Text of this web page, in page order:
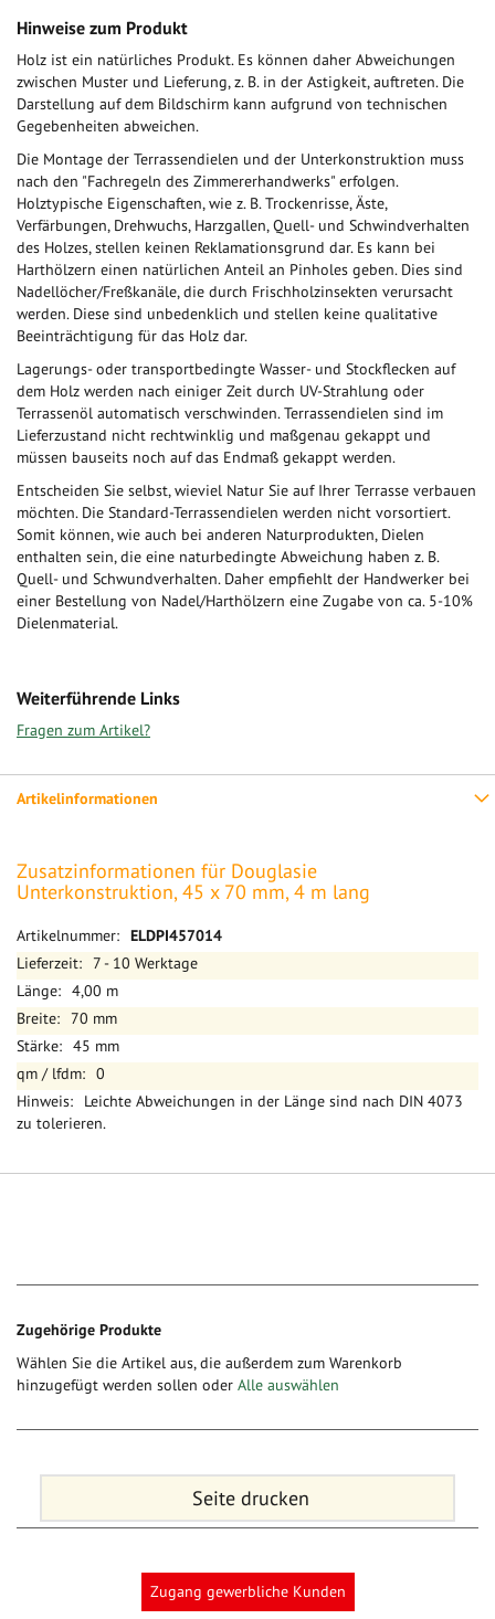
Hinweise zum Produkt
Holz ist ein natürliches Produkt. Es können daher Abweichungen
zwischen Muster und Lieferung, z. B. in der Astigkeit, auftreten. Die
Darstellung auf dem Bildschirm kann aufgrund von technischen
Gegebenheiten abweichen.
Die Montage der Terrassendielen und der Unterkonstruktion muss
nach den "Fachregeln des Zimmererhandwerks" erfolgen.
Holztypische Eigenschaften, wie z. B. Trockenrisse, Äste,
Verfärbungen, Drehwuchs, Harzgallen, Quell- und Schwindverhalten
des Holzes, stellen keinen Reklamationsgrund dar. Es kann bei
Harthölzern einen natürlichen Anteil an Pinholes geben. Dies sind
Nadellöcher/Freßkanäle, die durch Frischholzinsekten verursacht
werden. Diese sind unbedenklich und stellen keine qualitative
Beeinträchtigung für das Holz dar.
Lagerungs- oder transportbedingte Wasser- und Stockflecken auf
dem Holz werden nach einiger Zeit durch UV-Strahlung oder
Terrassenöl automatisch verschwinden. Terrassendielen sind im
Lieferzustand nicht rechtwinklig und maßgenau gekappt und
müssen bauseits noch auf das Endmaß gekappt werden.
Entscheiden Sie selbst, wieviel Natur Sie auf Ihrer Terrasse verbauen
möchten. Die Standard-Terrassendielen werden nicht vorsortiert.
Somit können, wie auch bei anderen Naturprodukten, Dielen
enthalten sein, die eine naturbedingte Abweichung haben z. B.
Quell- und Schwundverhalten. Daher empfiehlt der Handwerker bei
einer Bestellung von Nadel/Harthölzern eine Zugabe von ca. 5-10%
Dielenmaterial.
Weiterführende Links
Fragen zum Artikel?
Artikelinformationen
Zusatzinformationen für Douglasie
Unterkonstruktion, 45 x 70 mm, 4 m lang
Mehr
Informationen
ELDPI457014
7 - 10 Werktage
4,00 m
70 mm
45 mm
0
Leichte Abweichungen in der Länge sind nach DIN 4073
zu tolerieren.
Zugehörige Produkte
Wählen Sie die Artikel aus, die außerdem zum Warenkorb
hinzugefügt werden sollen oder Alle auswählen
Seite drucken
Zugang gewerbliche Kunden